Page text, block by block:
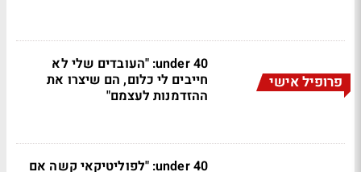
פרופיל אישי
under 40: "העובדים שלי לא
חייבים לי כלום, הם שיצרו את
ההזדמנות לעצמם"
under 40: "לפוליטיקאי קשה אם